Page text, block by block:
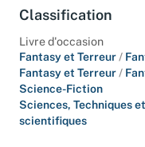
Classification
Livre d'occasion
Fantasy et Terreur /
Fantasy et Terreur
Science-Fiction
Sciences, Techniques